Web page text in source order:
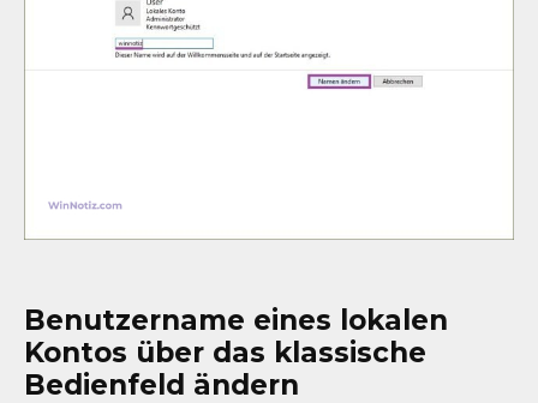
Benutzername eines lokalen
Kontos über das klassische
Bedienfeld ändern